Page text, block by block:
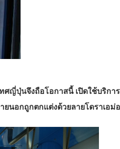
ศญี่ปุ่นจึงถือโอกาสนี้ เปิดใช้บริกา
ยนอกถูกตกแต่งด้วยลายโดราเอ